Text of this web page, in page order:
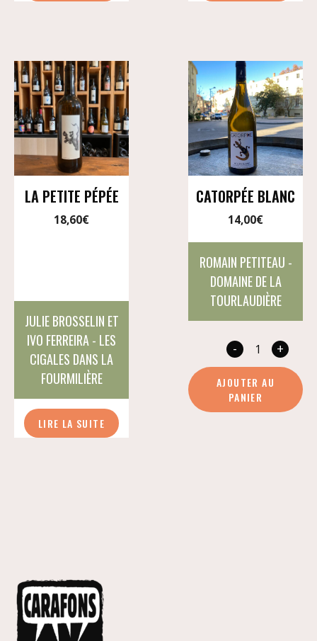
LA PETITE PÉPÉE
18,60€
JULIE BROSSELIN ET
IVO FERREIRA - LES
CIGALES DANS LA
FOURMILIÈRE
LIRE LA SUITE
CATORPÉE BLANC
14,00€
ROMAIN PETITEAU -
DOMAINE DE LA
TOURLAUDIÈRE
-
de
+
AJOUTER AU
PANIER